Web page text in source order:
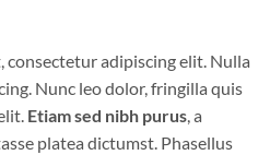
consectetur adipiscing elit. Nulla
Nunc leo dolor, fringilla quis
Etiam sed nibh purus , a
platea dictumst. Phasellus